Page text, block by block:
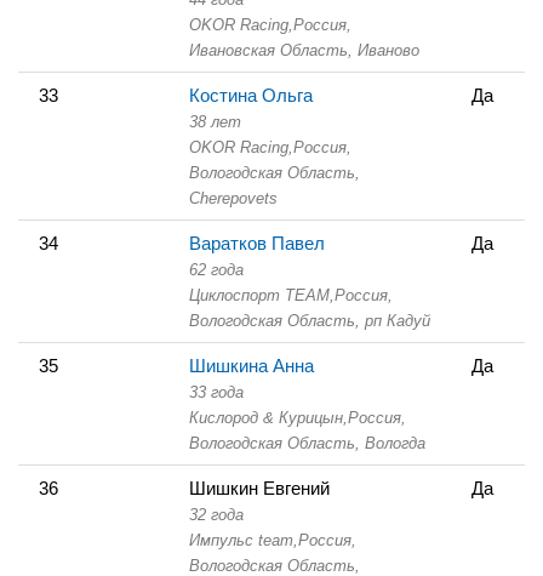
OKOR Racing, Россия,
Ивановская Область, Иваново
33 Костина Ольга
38 лет
OKOR Racing, Россия,
Вологодская Область,
Cherepovets
Да
34 Варатков Павел
62 года
Циклоспорт TEAM, Россия,
Вологодская Область, рп Кадуй
Да
35 Шишкина Анна
33 года
Кислород & Курицын, Россия,
Вологодская Область, Вологда
Да
36 Шишкин Евгений
32 года
Импульс team, Россия,
Вологодская Область,
Да